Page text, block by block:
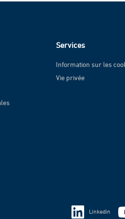
Services
Information sur les
Information sur les
Vie privée
Linkedin